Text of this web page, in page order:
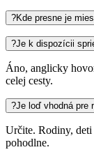
?Kde presne je
?Je k dispozícii
Áno, anglicky
celej cesty.
?Je loď vhodná pre
Určite. Rodiny,
pohodlne.